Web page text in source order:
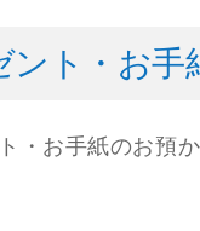
ント・お手
・お手紙のお預